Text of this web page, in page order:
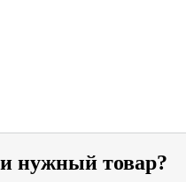
нужный товар?